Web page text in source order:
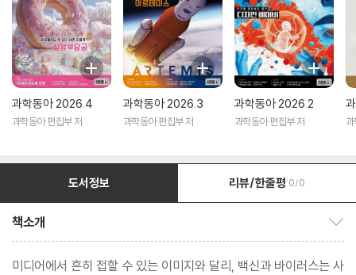
과학동아 2026.4
과학동아 편집부 저
과학동아 2026.3
과학동아 편집부 저
과학동아 2026.2
과학동아 편집부 저
도서정보 리뷰/한줄평 0/0
책소개
미디어에서 흔히 접할 수 있는 이미지와 달리, 백신과 바이러스는 사